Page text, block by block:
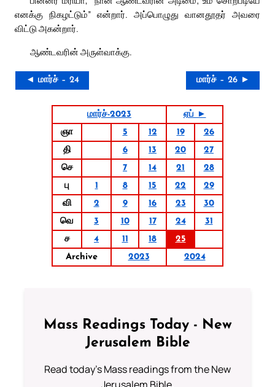
எனக்கு நிகழட்டும்” என்றார். அப்பொழுது வானதூதர் அவரை
விட்டு அகன்றார்.
ஆண்டவரின் அருள்வாக்கு.
◄ மார்ச் – 24 மார்ச் – 26 ►
மார்ச்-2023
ஏப் ►
ஞா
5 12 19
26
தி
6 13 20
27
செ
7 14 21
28
பு
1 8 15 22
29
வி
2 9 16 23
30
வெ
3 10 17 24
31
ச
4 11 18
25
Archive
2023 2024
Mass Readings Today - New
Jerusalem Bible
Read today's Mass readings from the New